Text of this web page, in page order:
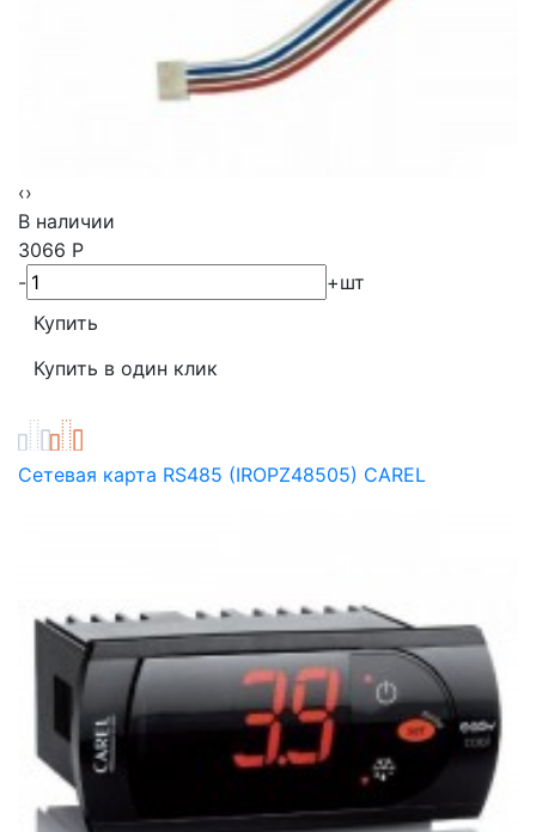
‹›
В наличии
3066 Р
-
+шт
Сетевая карта RS485 (IROPZ48505) CAREL